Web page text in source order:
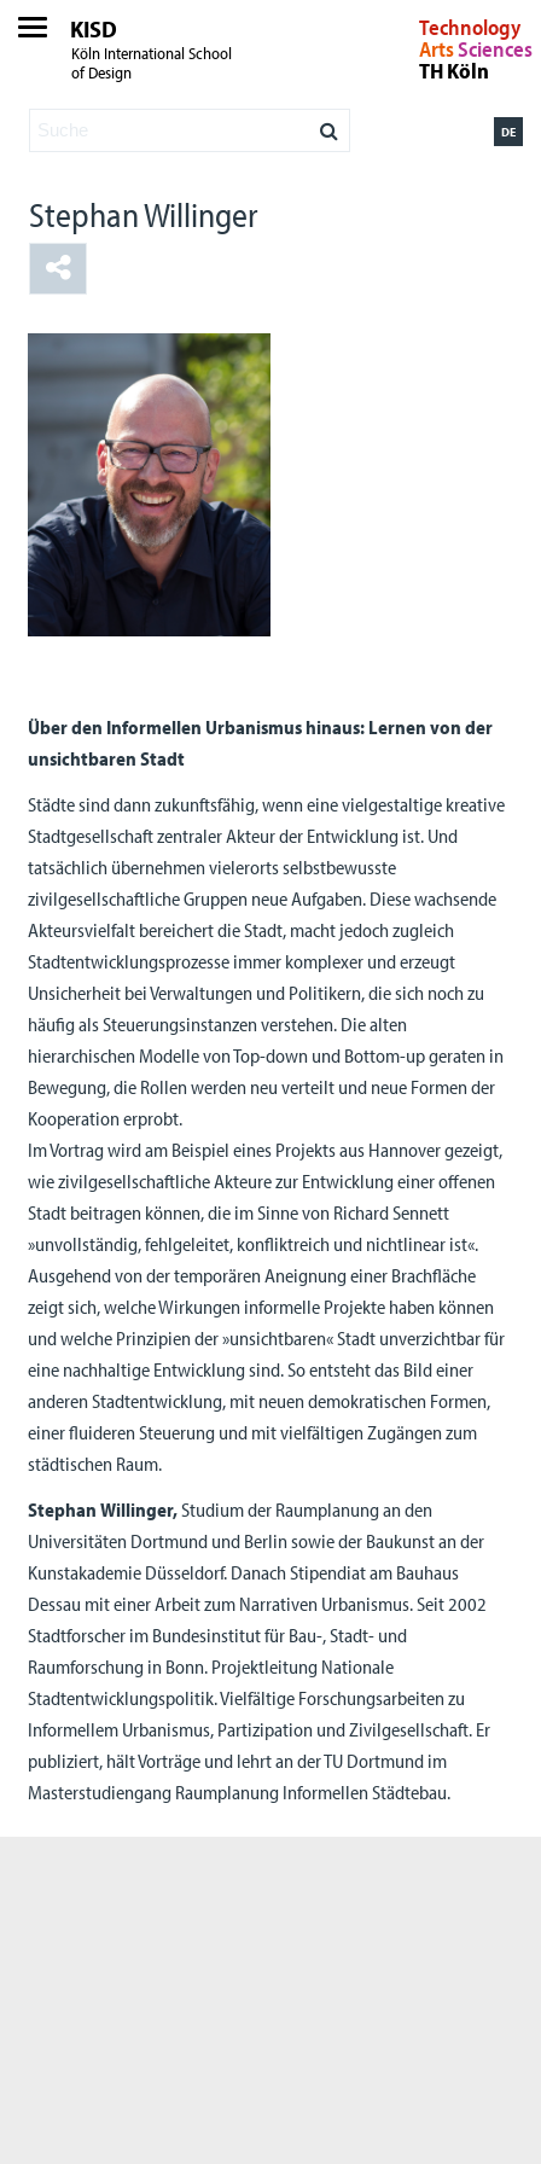
KISD
Köln International School
of Design
Technology
ArtsSciences
TH Köln
DE
Stephan Willinger
Über den Informellen Urbanismus hinaus: Lernen von der
unsichtbaren Stadt
Städte sind dann zukunftsfähig, wenn eine vielgestaltige kreative
Stadtgesellschaft zentraler Akteur der Entwicklung ist. Und
tatsächlich übernehmen vielerorts selbstbewusste
zivilgesellschaftliche Gruppen neue Aufgaben. Diese wachsende
Akteursvielfalt bereichert die Stadt, macht jedoch zugleich
Stadtentwicklungsprozesse immer komplexer und erzeugt
Unsicherheit bei Verwaltungen und Politikern, die sich noch zu
häufig als Steuerungsinstanzen verstehen. Die alten
hierarchischen Modelle von Top-down und Bottom-up geraten in
Bewegung, die Rollen werden neu verteilt und neue Formen der
Kooperation erprobt.
Im Vortrag wird am Beispiel eines Projekts aus Hannover gezeigt,
wie zivilgesellschaftliche Akteure zur Entwicklung einer offenen
Stadt beitragen können, die im Sinne von Richard Sennett
»unvollständig, fehlgeleitet, konfliktreich und nichtlinear ist«.
Ausgehend von der temporären Aneignung einer Brachfläche
zeigt sich, welche Wirkungen informelle Projekte haben können
und welche Prinzipien der »unsichtbaren« Stadt unverzichtbar für
eine nachhaltige Entwicklung sind. So entsteht das Bild einer
anderen Stadtentwicklung, mit neuen demokratischen Formen,
einer fluideren Steuerung und mit vielfältigen Zugängen zum
städtischen Raum.
Stephan Willinger,Studium der Raumplanung an den
Universitäten Dortmund und Berlin sowie der Baukunst an der
Kunstakademie Düsseldorf. Danach Stipendiat am Bauhaus
Dessau mit einer Arbeit zum Narrativen Urbanismus. Seit 2002
Stadtforscher im Bundesinstitut für Bau-, Stadt- und
Raumforschung in Bonn. Projektleitung Nationale
Stadtentwicklungspolitik. Vielfältige Forschungsarbeiten zu
Informellem Urbanismus, Partizipation und Zivilgesellschaft. Er
publiziert, hält Vorträge und lehrt an der TU Dortmund im
Masterstudiengang Raumplanung Informellen Städtebau.